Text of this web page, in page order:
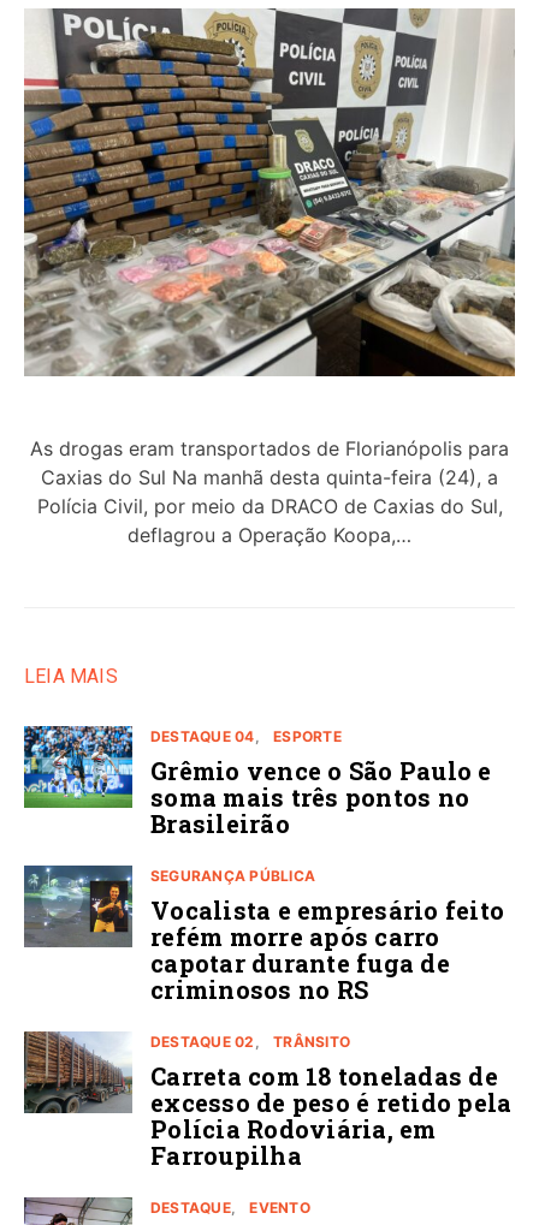
As drogas eram transportados de Florianópolis para
Caxias do Sul Na manhã desta quinta-feira (24), a
Polícia Civil, por meio da DRACO de Caxias do Sul,
deflagrou a Operação Koopa,…
LEIA MAIS
DESTAQUE 04 ESPORTE
Grêmio vence o São Paulo e
soma mais três pontos no
Brasileirão
SEGURANÇA PÚBLICA
Vocalista e empresário feito
refém morre após carro
capotar durante fuga de
criminosos no RS
DESTAQUE 02 TRÂNSITO
Carreta com 18 toneladas de
excesso de peso é retido pela
Polícia Rodoviária, em
Farroupilha
DESTAQUE EVENTO